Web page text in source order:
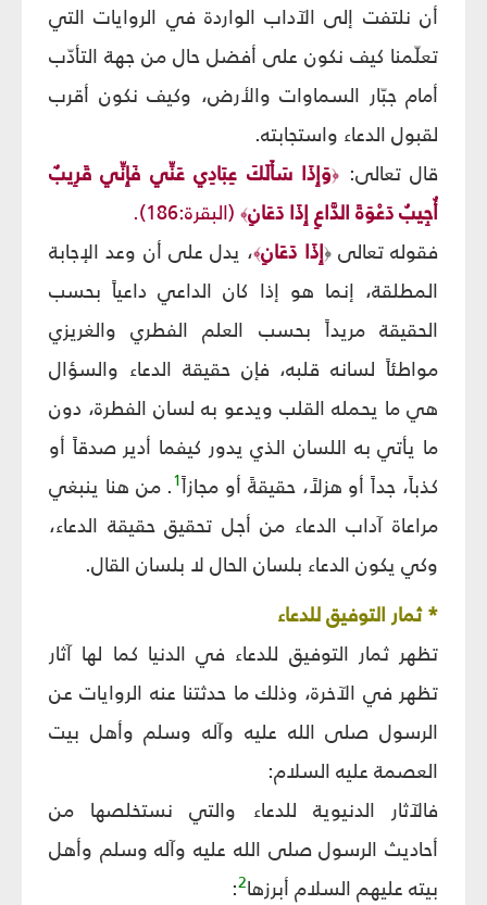
أن نلتفت إلى الآداب الواردة في الروايات التي
تعلّمنا كيف نكون على أفضل حال من جهة التأدّب
أمام جبّار السماوات والأرض، وكيف نكون أقرب
لقبول الدعاء واستجابته.
قال تعالى: ﴿وَإِذَا سَأَلَكَ عِبَادِي عَنِّي فَإِنِّي قَرِيبٌ
أُجِيبُ دَعْوَةَ الدَّاعِ إِذَا دَعَانِ﴾ (البقرة:186).
فقوله تعالى﴿إِذَا دَعَانِ﴾، يدل على أن وعد الإجابة
المطلقة، إنما هو إذا كان الداعي داعياً بحسب
الحقيقة مريداً بحسب العلم الفطري والغريزي
مواطئاً لسانه قلبه، فإن حقيقة الدعاء والسؤال
هي ما يحمله القلب ويدعو به لسان الفطرة، دون
ما يأتي به اللسان الذي يدور كيفما أدير صدقاً أو
كذباً، جداً أو هزلاً، حقيقةً أو مجازاً1. من هنا ينبغي
مراعاة آداب الدعاء من أجل تحقيق حقيقة الدعاء،
وكي يكون الدعاء بلسان الحال لا بلسان القال.
* ثمار التوفيق للدعاء
تظهر ثمار التوفيق للدعاء في الدنيا كما لها آثار
تظهر في الآخرة، وذلك ما حدثتنا عنه الروايات عن
الرسول صلى الله عليه وآله وسلم وأهل بيت
العصمة عليه السلام:
فالآثار الدنيوية للدعاء والتي نستخلصها من
أحاديث الرسول صلى الله عليه وآله وسلم وأهل
بيته عليهم السلام أبرزها2
: